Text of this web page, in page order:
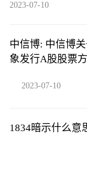
2023-07-10
中信博: 中信博
象发行A股股票
2023-07-10
1834暗示什么意